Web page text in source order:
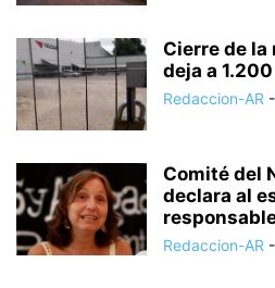
Cierre de la
deja a
Redaccion-AR -
Comité del
declara al
Redaccion-AR -